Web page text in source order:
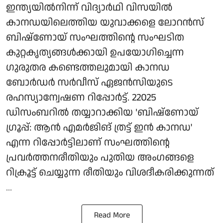
ഇന്ത്യയിൽനിന്ന് വിദ്യാർഥി വിസയിൽ
കാനഡയിലെത്തിയ യുവാക്കളെ ലോറൻസ്
ബിഷ്‌ണോയ് സംഘത്തിന്റെ സംഘടിത
കുറ്റകൃത്യങ്ങൾക്കായി ഉപയോഗിച്ചെന്ന
ഗുരുതര കണ്ടെത്തലുമായി കാനഡ
ബോർഡർ സർവീസ് ഏജൻസിയുടെ
രഹസ്യാന്വേഷണ റിപ്പോർട്ട്. 22025
ഡിസംബറിൽ തയ്യാറാക്കിയ 'ബിഷ്ണോയ്
ഗ്രൂപ്പ്: ആന്‍ എമര്‍ജിങ് ത്രട്ട് ഇന്‍ കാനഡ'
എന്ന റിപ്പോർട്ടിലാണ് സംഘത്തിന്റെ
പ്രവർത്തനരീതിയും പുതിയ അംഗങ്ങളെ
റിക്രൂട്ട് ചെയ്യുന്ന രീതിയും വിശദീകരിക്കുന്നത്
...
Read More